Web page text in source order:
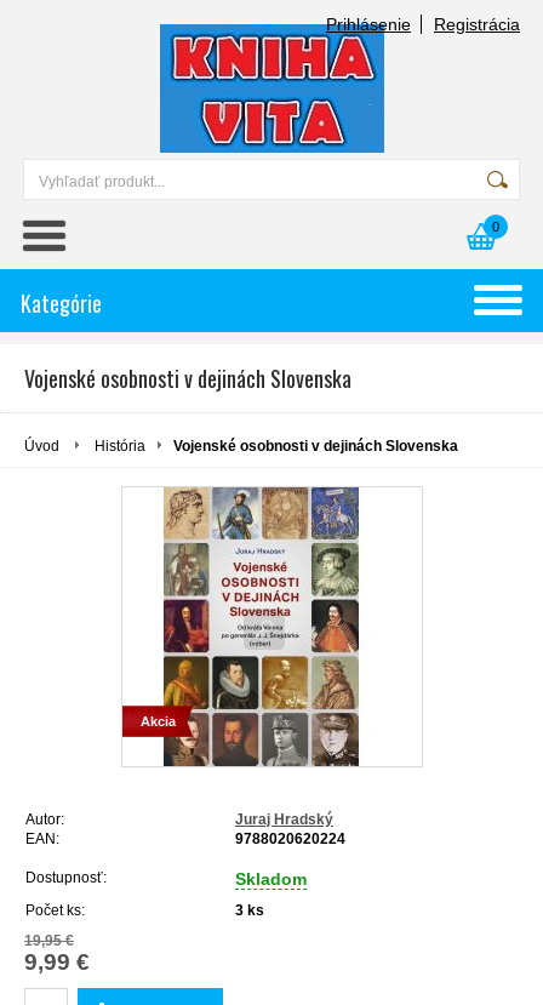
Prihlásenie Registrácia
0
Kategórie
Vojenské osobnosti v dejinách Slovenska
Úvod História Vojenské osobnosti v dejinách Slovenska
Akcia
Autor:
Juraj Hradský
EAN:
9788020620224
Dostupnosť: Skladom
Počet ks: 3 ks
19,95 €
9,99 €